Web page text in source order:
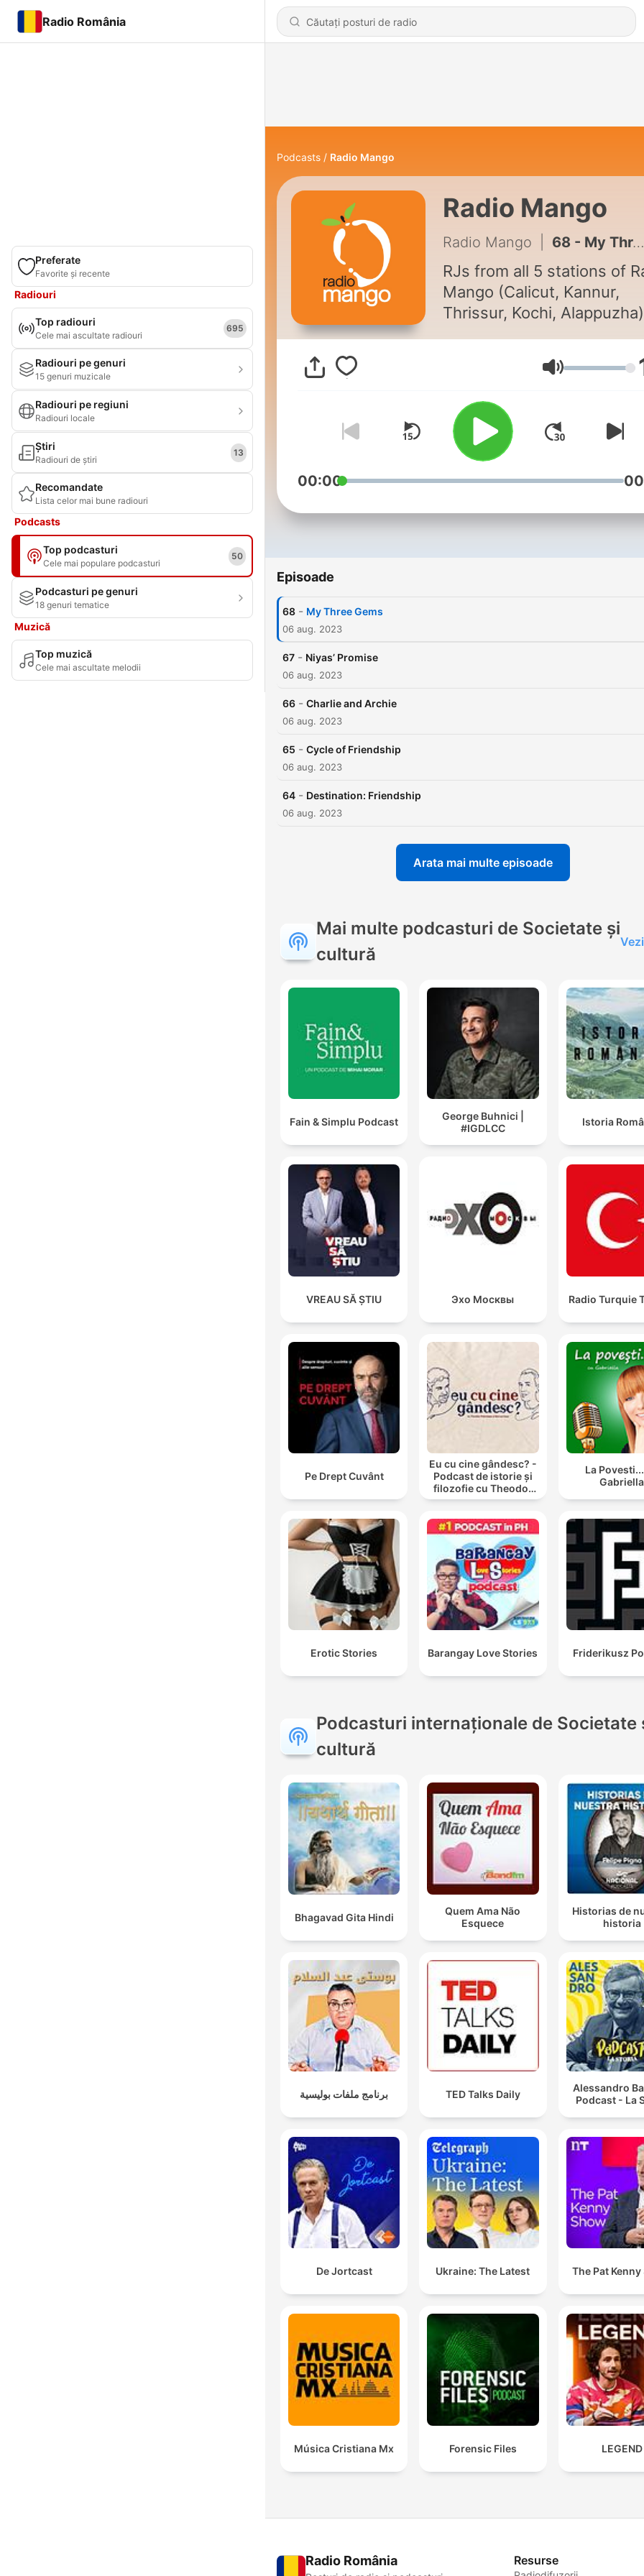
Radio România
Preferate
Favorite și recente
Radiouri
Top radiouri
Cele mai ascultate radiouri
695
Radiouri pe genuri
15 genuri muzicale
Radiouri pe regiuni
Radiouri locale
Știri
Radiouri de știri
13
Recomandate
Lista celor mai bune radiouri
Podcasts
Top podcasturi
Cele mai populare podcasturi
50
Podcasturi pe genuri
18 genuri tematice
Muzică
Top muzică
Cele mai ascultate melodii
Podcasts Radio Mango
Radio Mango
Radio Mango 68 - My Three Gems
RJs from all 5 stations of
Mango (Calicut, Kannur,
Thrissur, Kochi, Alappuzha)
stories and experiences on
various topics.
Volum
00:00
Episoade
68 - My Three Gems
06 aug. 2023
67 - Niyas’ Promise
06 aug. 2023
66 - Charlie and Archie
06 aug. 2023
65 - Cycle of Friendship
06 aug. 2023
64 - Destination: Friendship
06 aug. 2023
Arata mai multe episoade
Mai multe podcasturi de Societate și
cultură
Fain & Simplu Podcast
George Buhnici |
#IGDLCC
Istoria
VREAU SĂ ȘTIU Эхо Москвы Radio Turquie
Pe Drept Cuvânt
Eu cu cine gândesc? -
Podcast de istorie și
filozofie cu Theodor
Paleologu și Răzvan
La
Gabriella
Erotic Stories Barangay Love Stories Friderikusz
Podcasturi internaționale de Societate
cultură
Bhagavad Gita Hindi
Quem Ama Não
Esquece
Historias de
historia
برنامج ملفات بوليسية TED Talks Daily
Alessandro
Podcast - La
De Jortcast Ukraine: The Latest The Pat
Música Cristiana Mx Forensic Files LEGEND
Radio România Resurse